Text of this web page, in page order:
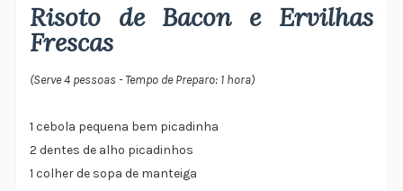
Risoto de Bacon e Ervilhas
Frescas
(Serve 4 pessoas - Tempo de Preparo: 1 hora)
1 cebola pequena bem picadinha
2 dentes de alho picadinhos
1 colher de sopa de manteiga